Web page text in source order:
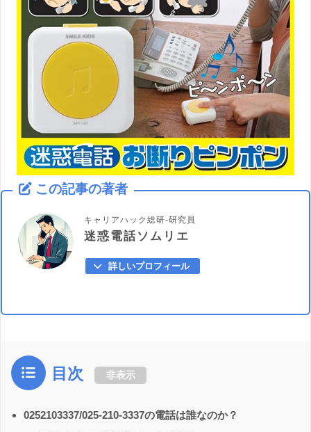
この記事の著者
キャリアハック総研-研究員
迷惑電話ソムリエ
詳しいプロフィール
目次 非表示
0252103337/025-210-3337の電話は誰なのか？